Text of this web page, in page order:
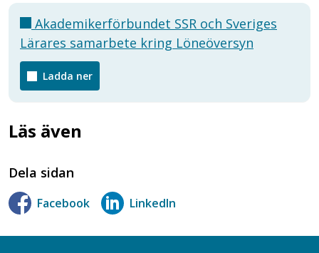
Akademikerförbundet SSR och Sveriges
Lärares samarbete kring Löneöversyn
Ladda ner
Läs även
Dela sidan
Facebook LinkedIn